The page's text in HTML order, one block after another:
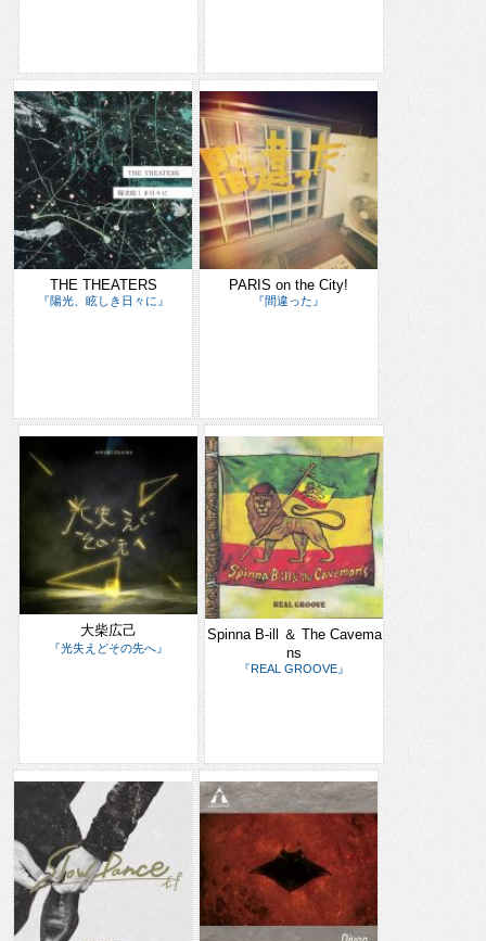
THE THEATERS
『陽光、眩しき日々に』
PARIS on the City!
『間違った』
大柴広己
『光失えどその先へ』
Spinna B-ill ＆ The Cavema
ns
『REAL GROOVE』